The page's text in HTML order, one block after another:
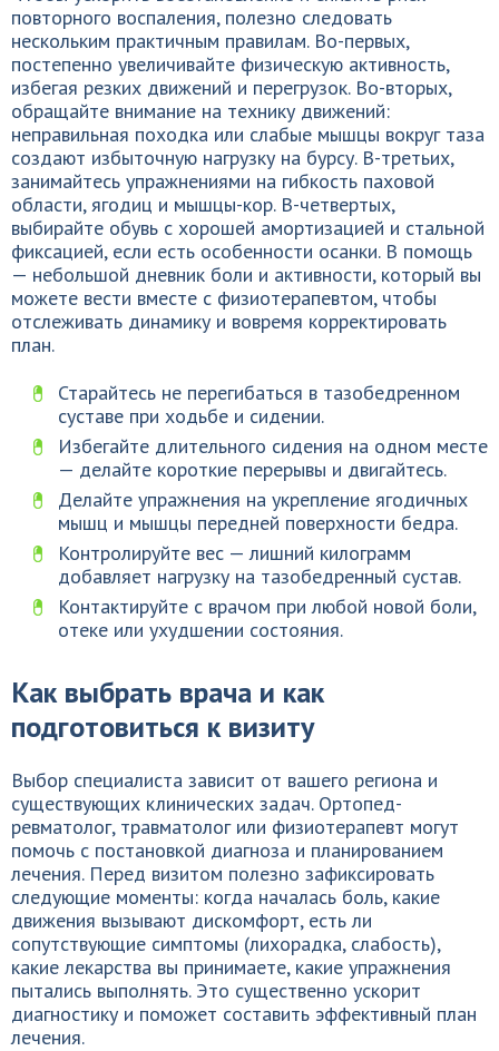
повторного воспаления, полезно следовать
нескольким практичным правилам. Во-первых,
постепенно увеличивайте физическую активность,
избегая резких движений и перегрузок. Во-вторых,
обращайте внимание на технику движений:
неправильная походка или слабые мышцы вокруг таза
создают избыточную нагрузку на бурсу. В-третьих,
занимайтесь упражнениями на гибкость паховой
области, ягодиц и мышцы-кор. В-четвертых,
выбирайте обувь с хорошей амортизацией и стальной
фиксацией, если есть особенности осанки. В помощь
— небольшой дневник боли и активности, который вы
можете вести вместе с физиотерапевтом, чтобы
отслеживать динамику и вовремя корректировать
план.
Старайтесь не перегибаться в тазобедренном
суставе при ходьбе и сидении.
Избегайте длительного сидения на одном месте
— делайте короткие перерывы и двигайтесь.
Делайте упражнения на укрепление ягодичных
мышц и мышцы передней поверхности бедра.
Контролируйте вес — лишний килограмм
добавляет нагрузку на тазобедренный сустав.
Контактируйте с врачом при любой новой боли,
отеке или ухудшении состояния.
Как выбрать врача и как
подготовиться к визиту
Выбор специалиста зависит от вашего региона и
существующих клинических задач. Ортопед-
ревматолог, травматолог или физиотерапевт могут
помочь с постановкой диагноза и планированием
лечения. Перед визитом полезно зафиксировать
следующие моменты: когда началась боль, какие
движения вызывают дискомфорт, есть ли
сопутствующие симптомы (лихорадка, слабость),
какие лекарства вы принимаете, какие упражнения
пытались выполнять. Это существенно ускорит
диагностику и поможет составить эффективный план
лечения.